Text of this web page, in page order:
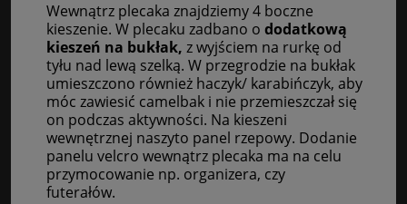
Wewnątrz plecaka znajdziemy 4 boczne
kieszenie. W plecaku zadbano o dodatkową
kieszeń na bukłak, z wyjściem na rurkę od
tyłu nad lewą szelką. W przegrodzie na bukłak
umieszczono również haczyk/ karabińczyk, aby
móc zawiesić camelbak i nie przemieszczał się
on podczas aktywności. Na kieszeni
wewnętrznej naszyto panel rzepowy. Dodanie
panelu velcro wewnątrz plecaka ma na celu
przymocowanie np. organizera, czy
futerałów.